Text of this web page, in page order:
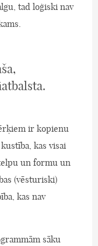
tad loģiski nav
ir kopienu
kas visai
un formu un
(vēsturiski)
kas nav
sāku